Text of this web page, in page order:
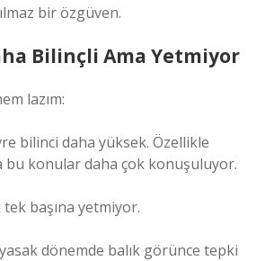
bir özgüven.
Bilinçli Ama Yetmiyor
lazım:
bilinci daha yüksek. Özellikle
bu konular daha çok konuşuluyor.
başına yetmiyor.
dönemde balık görünce tepki